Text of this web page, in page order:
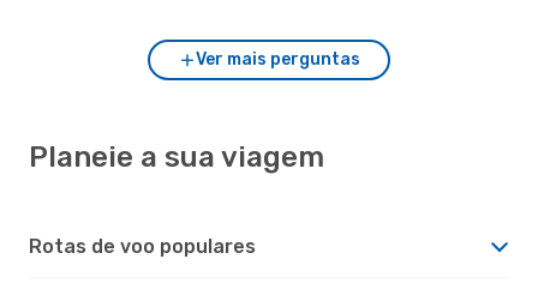
Ver mais perguntas
Planeie a sua viagem
Rotas de voo populares